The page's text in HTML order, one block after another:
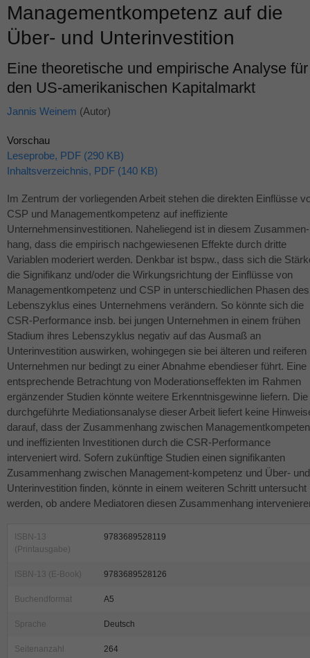
Managementkompetenz auf die
Über- und Unterinvestition
Eine theoretische und empirische Analyse für
den US-amerikanischen Kapitalmarkt
Jannis Weinem (Autor)
Vorschau
Leseprobe, PDF (290 KB)
Inhaltsverzeichnis, PDF (140 KB)
Im Zentrum der vorliegenden Arbeit stehen die direkten Einflüsse
CSP und Managementkompetenz auf ineffiziente
Unternehmensinvestitionen. Naheliegend ist in diesem Zusammen-
hang, dass die empirisch nachgewiesenen Effekte durch dritte
Variablen moderiert werden. Denkbar ist bspw., dass sich die
die Signifikanz und/oder die Wirkungsrichtung der Einflüsse von
Managementkompetenz und CSP in unterschiedlichen Phasen des
Lebenszyklus eines Unternehmens verändern. So könnte sich die
CSR-Performance insb. bei jungen Unternehmen in einem frühen
Stadium ihres Lebenszyklus negativ auf das Ausmaß an
Unterinvestition auswirken, wohingegen sie bei älteren und reiferen
Unternehmen nur bedingt zu einer Abnahme ebendieser führt. Eine
entsprechende Betrachtung von Moderationseffekten im Rahmen
ergänzender Studien könnte weitere Erkenntnisgewinne liefern. Die
durchgeführte Mediationsanalyse dieser Arbeit liefert keine
darauf, dass der Zusammenhang zwischen
und ineffizienten Investitionen durch die CSR-Performance
interveniert wird. Sofern zukünftige Studien einen signifikanten
Zusammenhang zwischen Management-kompetenz und Über- und
Unterinvestition finden, könnte in einem weiteren Schritt untersucht
werden, ob andere Mediatoren diesen Zusammenhang
ISBN-13
(Printausgabe)
9783689528119
ISBN-13 (E-Book) 9783689528126
Buchendformat A5
Sprache Deutsch
Seitenanzahl 264